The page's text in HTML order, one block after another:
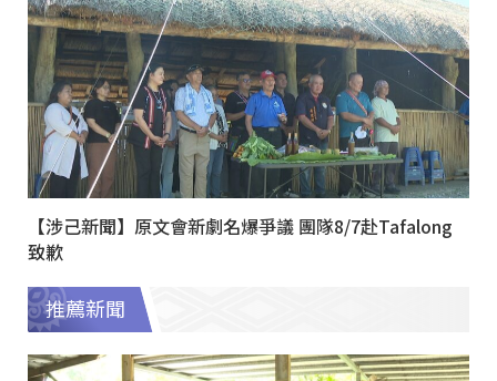
【涉己新聞】原文會新劇名爆爭議 團隊8/7赴Tafalong
致歉
推薦新聞